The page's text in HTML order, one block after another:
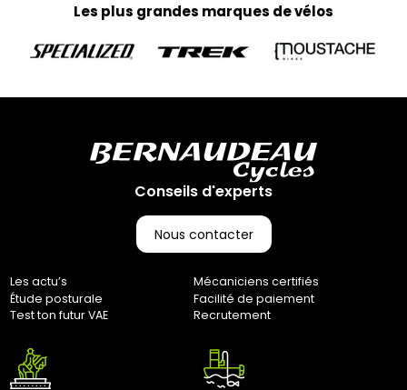
Les plus grandes marques de vélos
Conseils d'experts
Nous contacter
Les actu’s
Mécaniciens certifiés
Étude posturale
Facilité de paiement
Test ton futur VAE
Recrutement